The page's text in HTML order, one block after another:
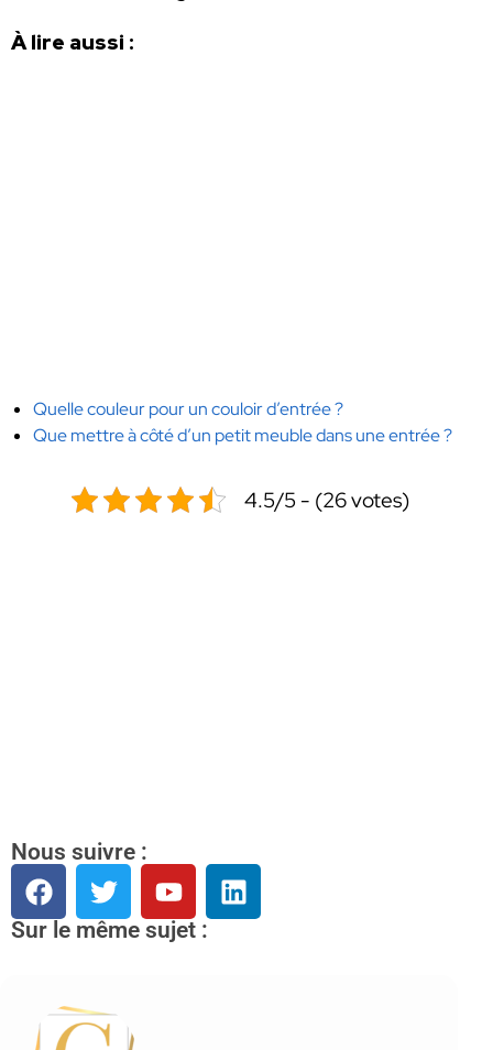
À lire aussi :
Quelle couleur pour un couloir d’entrée ?
Que mettre à côté d’un petit meuble dans une entrée ?
4.5/5 - (26 votes)
Nous suivre :
Sur le même sujet :